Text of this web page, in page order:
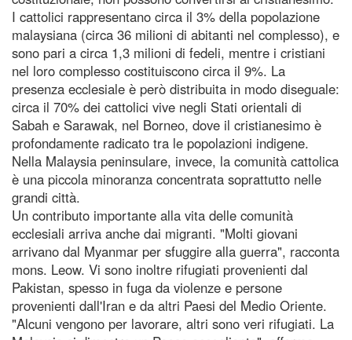
I cattolici rappresentano circa il 3% della popolazione
malaysiana (circa 36 milioni di abitanti nel complesso), e
sono pari a circa 1,3 milioni di fedeli, mentre i cristiani
nel loro complesso costituiscono circa il 9%. La
presenza ecclesiale è però distribuita in modo diseguale:
circa il 70% dei cattolici vive negli Stati orientali di
Sabah e Sarawak, nel Borneo, dove il cristianesimo è
profondamente radicato tra le popolazioni indigene.
Nella Malaysia peninsulare, invece, la comunità cattolica
è una piccola minoranza concentrata soprattutto nelle
grandi città.
Un contributo importante alla vita delle comunità
ecclesiali arriva anche dai migranti. "Molti giovani
arrivano dal Myanmar per sfuggire alla guerra", racconta
mons. Leow. Vi sono inoltre rifugiati provenienti dal
Pakistan, spesso in fuga da violenze e persone
provenienti dall'Iran e da altri Paesi del Medio Oriente.
"Alcuni vengono per lavorare, altri sono veri rifugiati. La